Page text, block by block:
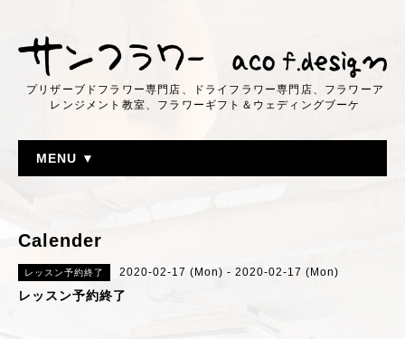
プリザーブドフラワー専門店、ドライフラワー専門店、フラワーア
レンジメント教室、フラワーギフト＆ウェディングブーケ
MENU ▼
Calender
レッスン予約終了 2020-02-17 (Mon) - 2020-02-17 (Mon)
レッスン予約終了